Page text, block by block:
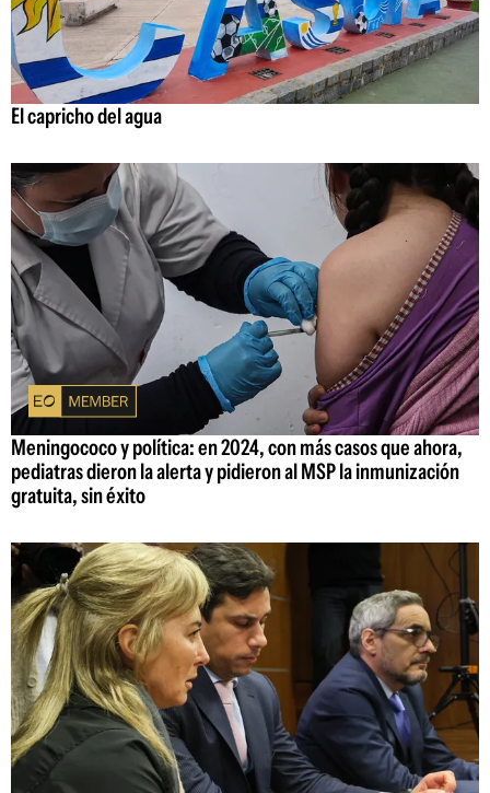
El capricho del agua
Meningococo y política: en 2024, con más casos que ahora,
pediatras dieron la alerta y pidieron al MSP la inmunización
gratuita, sin éxito